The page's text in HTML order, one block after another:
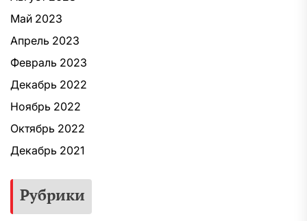
Май 2023
Апрель 2023
Февраль 2023
Декабрь 2022
Ноябрь 2022
Октябрь 2022
Декабрь 2021
Рубрики